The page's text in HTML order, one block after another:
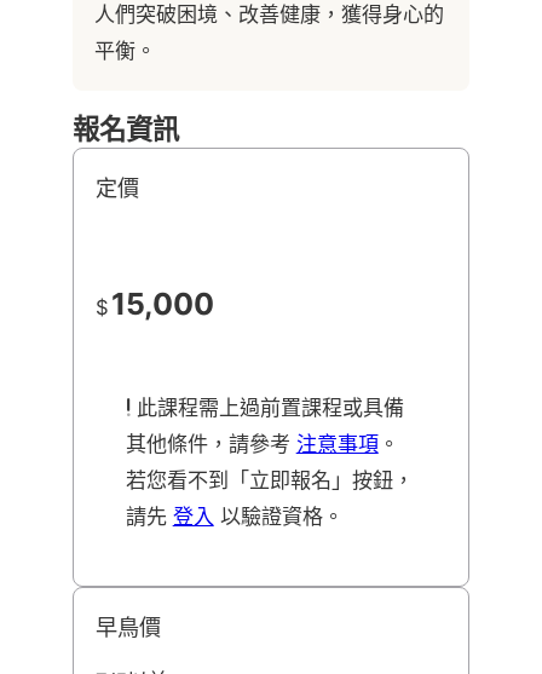
人們突破困境、改善健康，獲得身心的
平衡。
報名資訊
定價
$ 15,000
此課程需上過前置課程或具備
其他條件，請參考 注意事項。
若您看不到「立即報名」按鈕，
請先 登入 以驗證資格。
早鳥價